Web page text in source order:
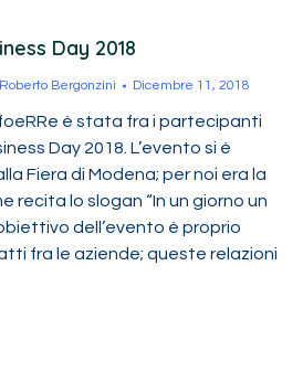
Day 2018
Roberto Bergonzini Dicembre 11, 2018
è stata fra i partecipanti
Day 2018. L’evento si è
Fiera di Modena; per noi era la
recita lo slogan “In un giorno un
dell’evento è proprio
fra le aziende; queste relazioni